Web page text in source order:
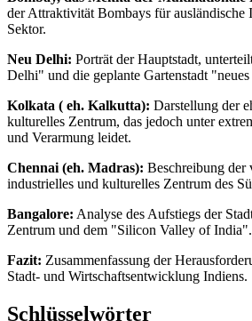
der Attraktivität Bombays für ausländische
Sektor.
Neu Delhi: Porträt der Hauptstadt,
Delhi" und die geplante Gartenstadt
Kolkata ( eh. Kalkutta): Darstellung der
kulturelles Zentrum, das jedoch unter
und Verarmung leidet.
Chennai (eh. Madras): Beschreibung der
industrielles und kulturelles Zentrum des
Bangalore: Analyse des Aufstiegs der
Zentrum und dem "Silicon Valley of India".
Fazit: Zusammenfassung der
Stadt- und Wirtschaftsentwicklung Indiens.
Schlüsselwörter